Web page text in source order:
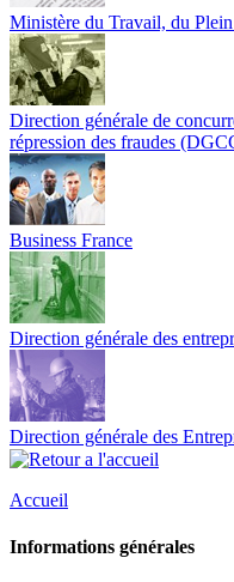
Ministère du Travail, du
Direction générale de
répression des fraudes
Business France
Direction générale des
Direction générale des
Accueil
Informations générales